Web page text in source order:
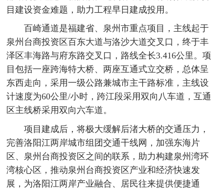
目建设资金难题，助力工程早日建成投用。
百崎通道是福建省、泉州市重点项目，主线起于
泉州台商投资区百东大道与洛沙大道交叉口，终于丰
泽区丰海路与府东路交叉口，路线全长3.416公里。项
目包括一座跨海特大桥、两座互通式立交桥，总体呈
东西走向，采用一级公路兼城市主干路标准，主线设
计速度为60公里/小时，跨江段采用双向八车道，互通
区主线桥采用双向六车道。
项目建成后，将极大缓解后渚大桥的交通压力，
完善洛阳江两岸城市组团交通干线网，加强东海片
区、泉州台商投资区之间的联系，助力构建泉州湾环
湾核心区，推动泉州台商投资区产业和经济快速发
展，为洛阳江两岸产业融合、居民往来提供便捷通